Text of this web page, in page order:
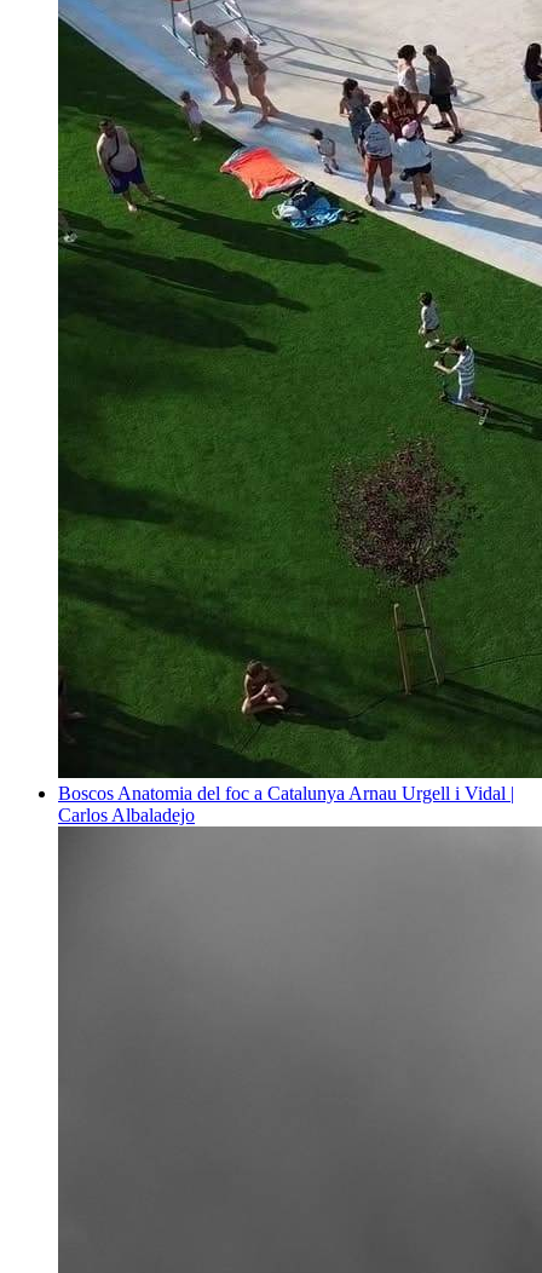
Boscos Anatomia del foc a Catalunya Arnau Urgell i Vidal |
Carlos Albaladejo